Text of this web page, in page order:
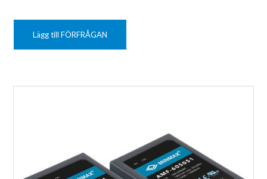
Lägg till FÖRFRÅGAN